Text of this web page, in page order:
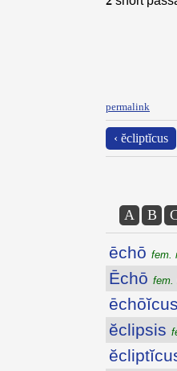
permalink
‹ ĕcliptĭcus
A B
ēchō fem.
Ēchō fem.
ēchōĭcus
ĕclipsis